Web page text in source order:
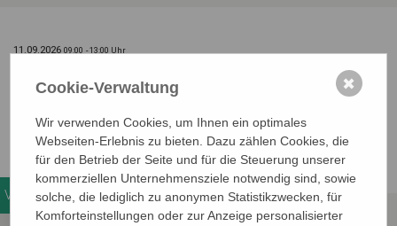
11.09.2026 09:00 - 13:00 Uhr
3. Fortbildungsveranstaltung 2026
virtuelle Tagung
Details zur Anmeldung folgen.
Veranstaltungsdetails
Cookie-Verwaltung
Wir verwenden Cookies, um Ihnen ein optimales
Webseiten-Erlebnis zu bieten. Dazu zählen Cookies, die
für den Betrieb der Seite und für die Steuerung unserer
kommerziellen Unternehmensziele notwendig sind, sowie
solche, die lediglich zu anonymen Statistikzwecken, für
Komforteinstellungen oder zur Anzeige personalisierter
✖